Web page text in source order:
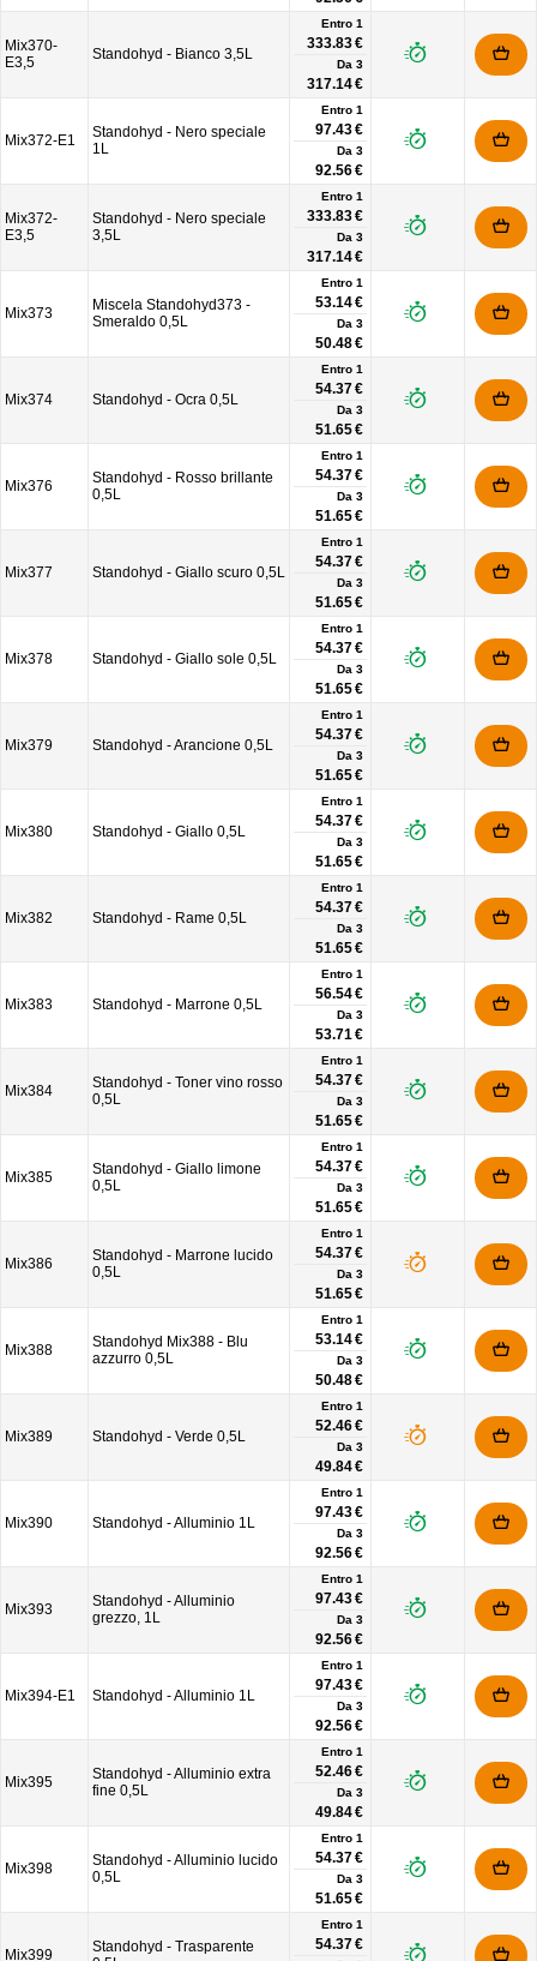
Mix370-
E3,5
Standohyd - Bianco 3,5L
Entro 1
333.83 €
Da 3
317.14 €
Mix372-E1
Standohyd - Nero speciale
1L
Entro 1
97.43 €
Da 3
92.56 €
Mix372-
E3,5
Standohyd - Nero speciale
3,5L
Entro 1
333.83 €
Da 3
317.14 €
Mix373
Miscela Standohyd373 -
Smeraldo 0,5L
Entro 1
53.14 €
Da 3
50.48 €
Mix374 Standohyd - Ocra 0,5L
Entro 1
54.37 €
Da 3
51.65 €
Mix376
Standohyd - Rosso brillante
0,5L
Entro 1
54.37 €
Da 3
51.65 €
Mix377 Standohyd - Giallo scuro 0,5L
Entro 1
54.37 €
Da 3
51.65 €
Mix378 Standohyd - Giallo sole 0,5L
Entro 1
54.37 €
Da 3
51.65 €
Mix379 Standohyd - Arancione 0,5L
Entro 1
54.37 €
Da 3
51.65 €
Mix380 Standohyd - Giallo 0,5L
Entro 1
54.37 €
Da 3
51.65 €
Mix382 Standohyd - Rame 0,5L
Entro 1
54.37 €
Da 3
51.65 €
Mix383 Standohyd - Marrone 0,5L
Entro 1
56.54 €
Da 3
53.71 €
Mix384
Standohyd - Toner vino rosso
0,5L
Entro 1
54.37 €
Da 3
51.65 €
Mix385
Standohyd - Giallo limone
0,5L
Entro 1
54.37 €
Da 3
51.65 €
Mix386
Standohyd - Marrone lucido
0,5L
Entro 1
54.37 €
Da 3
51.65 €
Mix388
Standohyd Mix388 - Blu
azzurro 0,5L
Entro 1
53.14 €
Da 3
50.48 €
Mix389 Standohyd - Verde 0,5L
Entro 1
52.46 €
Da 3
49.84 €
Mix390 Standohyd - Alluminio 1L
Entro 1
97.43 €
Da 3
92.56 €
Mix393
Standohyd - Alluminio
grezzo, 1L
Entro 1
97.43 €
Da 3
92.56 €
Mix394-E1 Standohyd - Alluminio 1L
Entro 1
97.43 €
Da 3
92.56 €
Mix395
Standohyd - Alluminio extra
fine 0,5L
Entro 1
52.46 €
Da 3
49.84 €
Mix398
Standohyd - Alluminio lucido
0,5L
Entro 1
54.37 €
Da 3
51.65 €
Mix399
Standohyd - Trasparente
Entro 1
54.37 €